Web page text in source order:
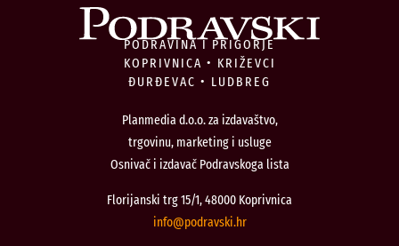
PODRAVINA I PRIGORJE
KOPRIVNICA • KRIŽEVCI
ĐURĐEVAC • LUDBREG
Planmedia d.o.o. za izdavaštvo,
trgovinu, marketing i usluge
Osnivač i izdavač Podravskoga lista
Florijanski trg 15/1, 48000 Koprivnica
rh.iksvardop
@ofni